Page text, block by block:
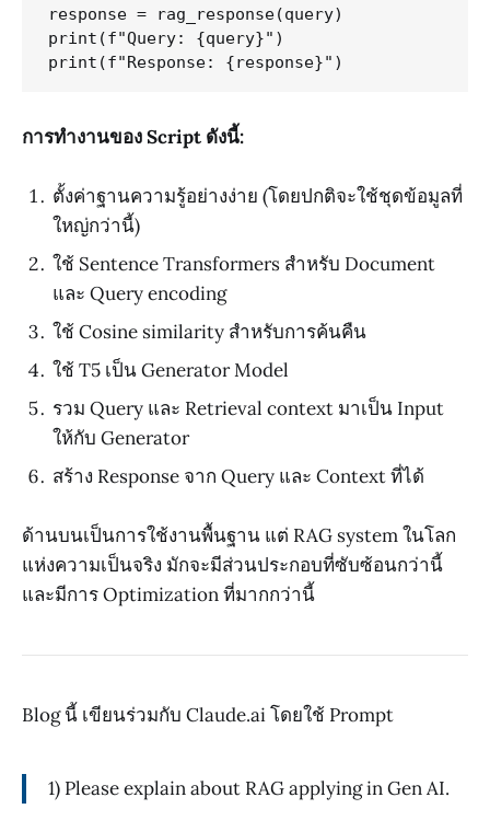
response = rag_response(query)
print(f"Query: {query}")
การทำงานของ Script ดังนี้:
ตั้งค่าฐานความรู้อย่างง่าย (โดยปกติจะใช้ชุดข้อมูลที่
ใหญ่กว่านี้)
ใช้ Sentence Transformers สำหรับ Document
และ Query encoding
ใช้ Cosine similarity สำหรับการค้นคืน
ใช้ T5 เป็น Generator Model
รวม Query และ Retrieval context มาเป็น Input
ให้กับ Generator
สร้าง Response จาก Query และ Context ที่ได้
ด้านบนเป็นการใช้งานพื้นฐาน แต่ RAG system ในโลก
แห่งความเป็นจริง มักจะมีส่วนประกอบที่ซับซ้อนกว่านี้
และมีการ Optimization ที่มากกว่านี้
Blog นี้ เขียนร่วมกับ Claude.ai โดยใช้ Prompt
1) Please explain about RAG applying in Gen AI.